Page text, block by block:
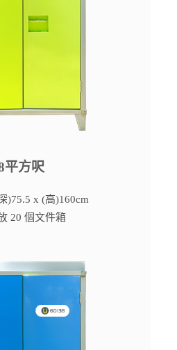
平方呎
)75.5 x (高)160cm
20 個文件箱